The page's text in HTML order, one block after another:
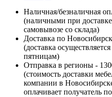
Наличная/безналичная
(наличными при
самовывозе со склада)
Доставка по
(доставка
пятницам)
Отправка в регионы -
(стоимость доставки
компании в
оплачивает получатель